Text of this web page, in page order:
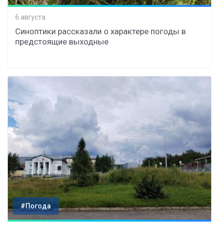
6 августа
Синоптики рассказали о характере погоды в
предстоящие выходные
#Погода